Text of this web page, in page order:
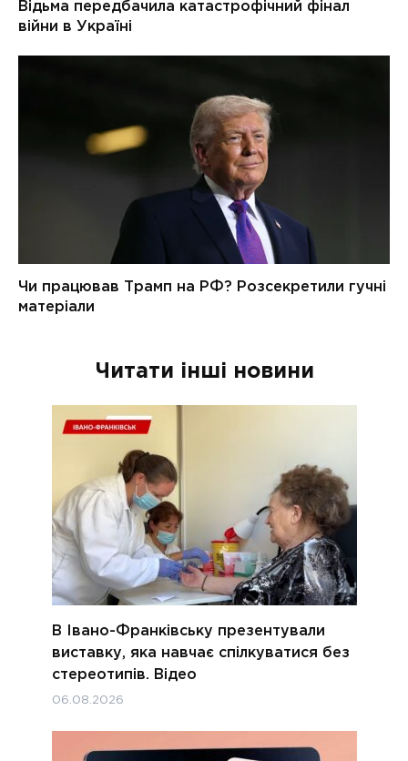
Читати інші новини
В Івано-Франківську презентували
виставку, яка навчає спілкуватися без
стереотипів. Відео
06.08.2026